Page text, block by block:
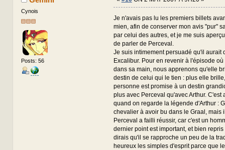
Cynois
Posts: 56
Je n'avais pas lu les premiers billets
mien, afin de conserver mon avis "pur"
par celui des autres, et je me suis
de parler de Perceval.
Je suis intimement persuadé qu'il aurait
Excalibur. Pour en revenir à l'épisode
dans sa main, nous apprenons qu'elle
destin de celui qui le tien : plus elle
personne est promise à un destin
plus avec Perceval qu'avec Arthur. C'est
quand on regarde la légende d'Arthur :
chevalier à avoir bu dans le Graal, mais
Perceval a failli réussir, car c'est un
dernier point est important, et bien
dirais qu'il se rapproche un peu de la
heureux les simples d'esprit parce que